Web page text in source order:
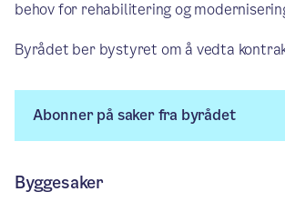
behov for rehabilitering og
Byrådet ber bystyret om å vedta
Abonner på saker fra byrådet
Byggesaker